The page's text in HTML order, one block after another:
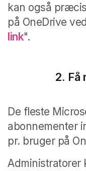
kan også
på OneDrive
link".
2. Få
De fleste
abonnementer
pr. bruger på
Administratorer